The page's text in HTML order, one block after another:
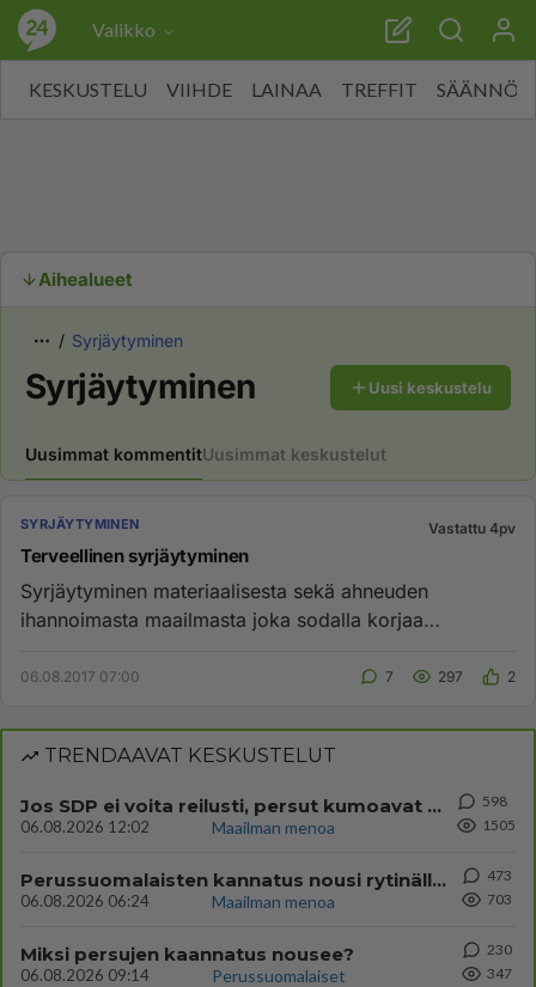
Valikko
KESKUSTELU VIIHDE LAINAA TREFFIT SÄÄNNÖT
Aihealueet
Syrjäytyminen
Syrjäytyminen Uusi keskustelu
Uusimmat kommentitUusimmat keskustelut
SYRJÄYTYMINEN Vastattu 4pv
Terveellinen syrjäytyminen
Syrjäytyminen materiaalisesta sekä ahneuden
ihannoimasta maailmasta joka sodalla korjaa
06.08.2017 07:00 7 297 2
TRENDAAVAT KESKUSTELUT
Jos SDP ei voita reilusti, persut kumoavat demokratian Suomesta
06.08.2026 12:02 Maailman menoa
598
1505
Perussuomalaisten kannatus nousi rytinällä Ylen tänään julkaisemassa tuoreimmassa gallup-kyselyssä.
06.08.2026 06:24 Maailman menoa
473
703
Miksi persujen kaannatus nousee?
06.08.2026 09:14 Perussuomalaiset
230
347